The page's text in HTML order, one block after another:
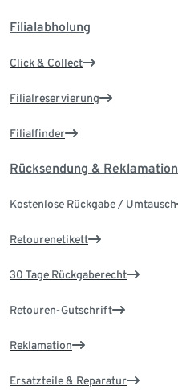
Filialabholung
Click & Collect
Filialreservierung
Filialfinder
Rücksendung & Reklamation
Kostenlose Rückgabe / Umtausch
Retourenetikett
30 Tage Rückgaberecht
Retouren-Gutschrift
Reklamation
Ersatzteile & Reparatur